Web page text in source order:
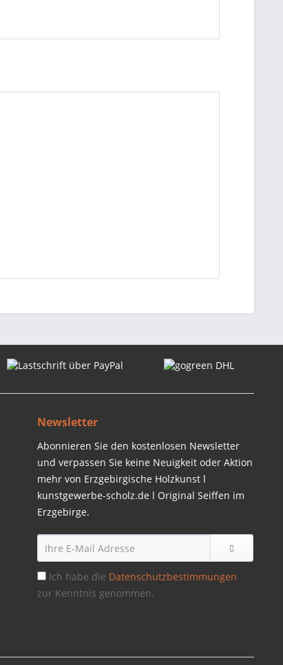
Newsletter
Abonnieren Sie den kostenlosen Newsletter
und verpassen Sie keine Neuigkeit oder Aktion
mehr von Erzgebirgische Holzkunst l
kunstgewerbe-scholz.de l Original Seiffen im
Erzgebirge.
Ich habe die Datenschutzbestimmungen
zur Kenntnis genommen.